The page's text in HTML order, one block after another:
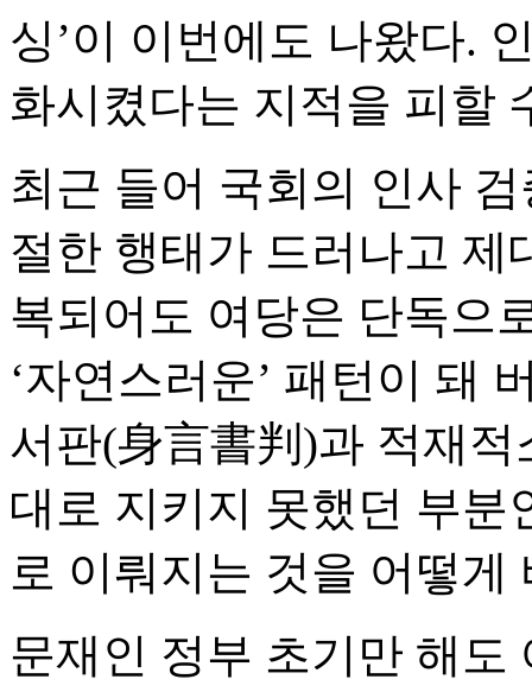
싱’이 이번에도 나왔다.
화시켰다는 지적을 피할
최근 들어 국회의 인사
절한 행태가 드러나고 제
복되어도 여당은 단독으
‘자연스러운’ 패턴이 돼
서판(身言書判)과 적재
대로 지키지 못했던 부분
로 이뤄지는 것을 어떻게
문재인 정부 초기만 해도